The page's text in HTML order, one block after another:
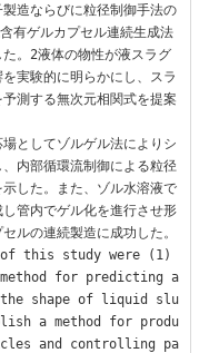
造ならびに粒径制御手法の
有ゲルカプセル連続生成法
。2液体の物性が液スラグ
実験的に明らかにし、スラ
測する無次元相関式を提案
としてゾルゲル法によりシ
内部循環流制御による粒径
した。また、ゾル水溶液で
管内でゲル化を進行させ形
ルの連続製造に成功した。
this study were (1)
for predicting a
shape of liquid slu
a method for produ
and controlling pa